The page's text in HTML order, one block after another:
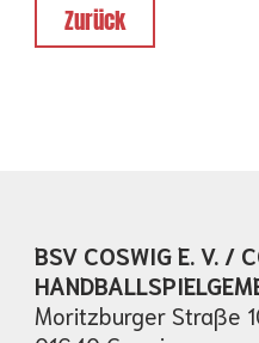
Zurück
BSV COSWIG E. V. /
Moritzburger Straße